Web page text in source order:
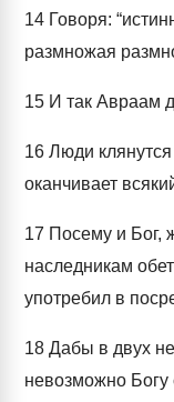
14 Говоря:
размножая
15 И так Авраам
16 Люди
оканчивает
17 Посему и Бог,
наследникам
употребил в
18 Дабы в двух
невозможно Богу